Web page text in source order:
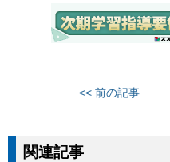
<< 前の記事
関連記事